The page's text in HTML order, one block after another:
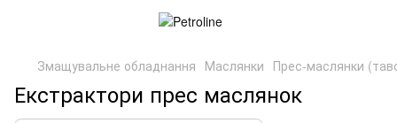
Змащувальне обладнання Маслянки Прес-маслянки
Екстрактори прес маслянок